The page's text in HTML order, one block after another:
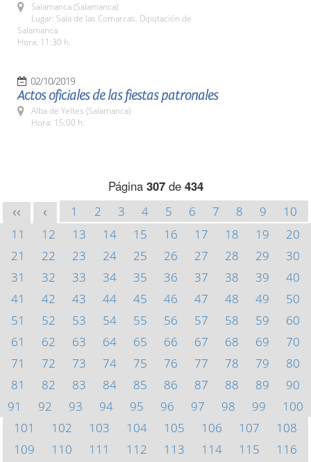
Salamanca (Salamanca)
Lugar: Sala de las Comarcas. Diputación de
Salamanca
Hora: 11:30 h.
02/10/2019
Actos oficiales de las fiestas patronales
Alba de Yeltes (Salamanca)
Hora: 15:00 h.
Página 307de 434
<< < 1 2 3 4 5 6 7 8 9
10
11
12 13 14 15 16 17 18 19
20
21
22 23 24 25 26 27 28 29
30
31
32 33 34 35 36 37 38 39
40
41
42 43 44 45 46 47 48 49
50
51
52 53 54 55 56 57 58 59
60
61
62 63 64 65 66 67 68 69
70
71
72 73 74 75 76 77 78 79
80
81
82 83 84 85 86 87 88 89
90
91
92 93 94 95 96 97 98 99
100
101
102 103 104 105 106 107
108
109
110 111 112 113 114 115
116